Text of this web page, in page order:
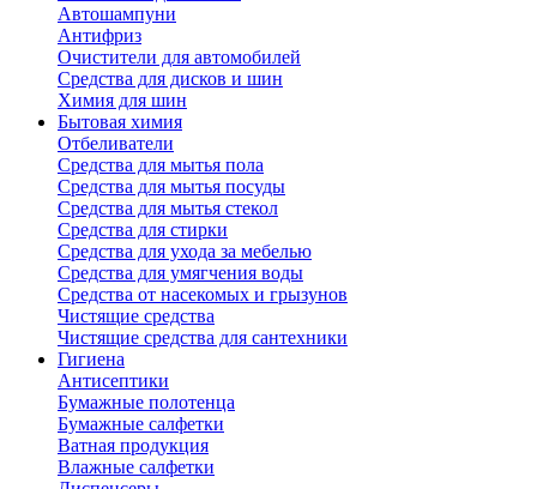
Автошампуни
Антифриз
Очистители для автомобилей
Средства для дисков и шин
Химия для шин
Бытовая химия
Отбеливатели
Средства для мытья пола
Средства для мытья посуды
Средства для мытья стекол
Средства для стирки
Средства для ухода за мебелью
Средства для умягчения воды
Средства от насекомых и грызунов
Чистящие средства
Чистящие средства для сантехники
Гигиена
Антисептики
Бумажные полотенца
Бумажные салфетки
Ватная продукция
Влажные салфетки